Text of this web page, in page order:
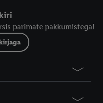
parimate pakkumistega!